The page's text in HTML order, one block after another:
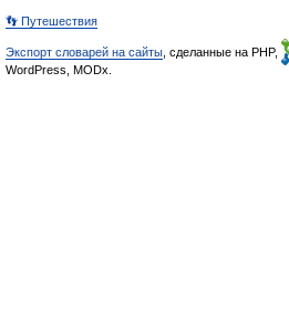
👣 Путешествия
Экспорт словарей на сайты , сделанные на PHP,
WordPress, MODx.